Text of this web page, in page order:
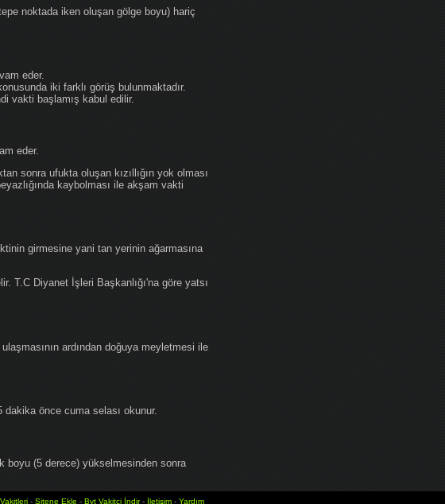
noktada iken oluşan gölge boyu) hariç
eder.
iki farklı görüş bulunmaktadır.
vakti başlamış kabul edilir.
eder.
sonra ufukta oluşan kızıllığın yok olması
kaybolması ile akşam vakti
girmesine yani tan yerinin ağarmasına
T.C Diyanet İşleri Başkanlığı'na göre yatsı
ardından doğuya meyletmesi ile
dakika önce cuma selası okunur.
boyu (5 derece) yükselmesinden sonra
- Sitene Ekle - Bvt Vakitci İndir- İletişim - Yardım